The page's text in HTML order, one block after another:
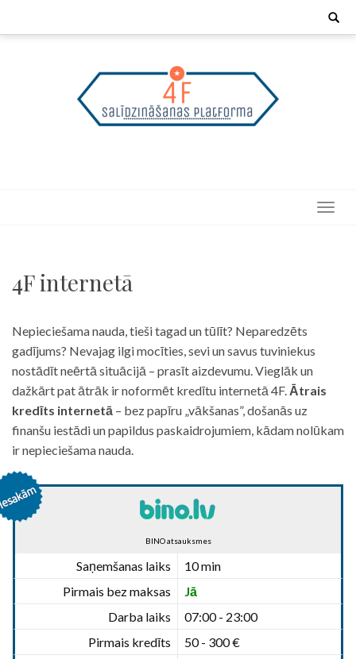
Search
4F internetā
Nepieciešama nauda, tieši tagad un tūlīt? Neparedzēts
gadījums? Nevajag ilgi mocīties, sevi un savus tuviniekus
nostādīt neērtā situācijā – prasīt aizdevumu. Vieglāk un
dažkārt pat ātrāk ir noformēt kredītu internetā 4F. Ātrais
kredīts internetā – bez papīru „vākšanas”, došanās uz
finanšu iestādi un papildus paskaidrojumiem, kādam nolūkam
ir nepieciešama nauda.
BINO atsauksmes
Saņemšanas laiks
10 min
Pirmais bez maksas
Jā
Darba laiks
07:00 - 23:00
Pirmais kredīts
50 - 300 €